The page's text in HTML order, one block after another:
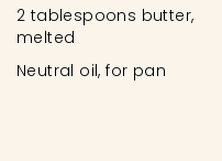
2 tablespoons butter,
melted
Neutral oil, for pan